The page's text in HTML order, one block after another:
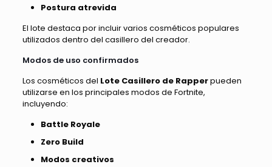
Postura atrevida
El lote destaca por incluir varios cosméticos populares
utilizados dentro del casillero del creador.
Modos de uso confirmados
Los cosméticos del Lote Casillero de Rapperpueden
utilizarse en los principales modos de Fortnite,
incluyendo:
Battle Royale
Zero Build
Modos creativos